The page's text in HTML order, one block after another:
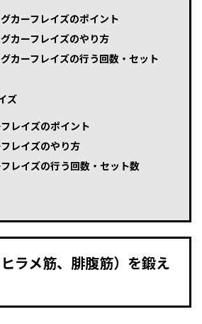
カーフレイズのポイント
カーフレイズのやり方
カーフレイズの行う回数・セット
ズ
レイズのポイント
レイズのやり方
レイズの行う回数・セット数
ラメ筋、腓腹筋）を鍛え